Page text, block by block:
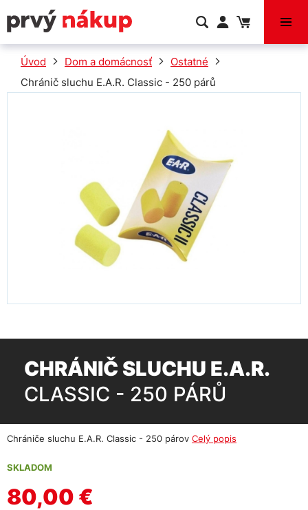
VÝPREDAJ
Úvod Dom a domácnosť
Ostatné
Chránič sluchu E.A.R. Classic - 250 párů
CHRÁNIČ SLUCHU E.A.R.
CLASSIC - 250 PÁRŮ
Chrániče sluchu E.A.R. Classic - 250 párov Celý popis
SKLADOM
80,00 €